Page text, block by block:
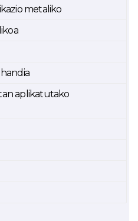
metaliko
aplikatutako